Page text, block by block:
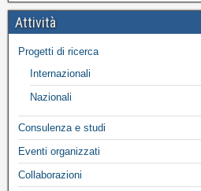
Attività
Progetti di ricerca
Internazionali
Nazionali
Consulenza e studi
Eventi organizzati
Collaborazioni